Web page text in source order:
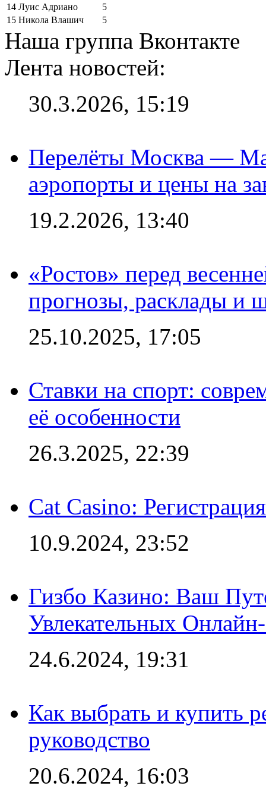
14 Луис Адриано
5
15 Никола Влашич 5
Наша группа Вконтакте
Лента новостей:
30.3.2026, 15:19
Перелёты Москва —
аэропорты и цены на
19.2.2026, 13:40
«Ростов» перед
прогнозы, расклады и
25.10.2025, 17:05
Ставки на спорт:
её особенности
26.3.2025, 22:39
Cat Casino:
10.9.2024, 23:52
Гизбо Казино: Ваш
Увлекательных
24.6.2024, 19:31
Как выбрать и купить
руководство
20.6.2024, 16:03